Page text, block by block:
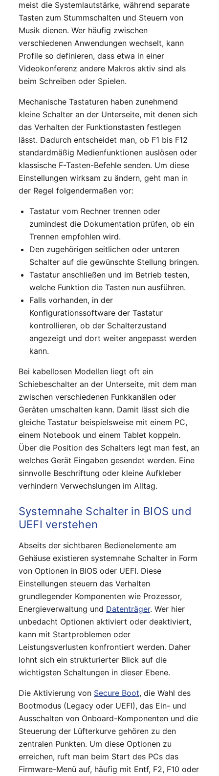
meist die Systemlautstärke, während separate
Tasten zum Stummschalten und Steuern von
Musik dienen. Wer häufig zwischen
verschiedenen Anwendungen wechselt, kann
Profile so definieren, dass etwa in einer
Videokonferenz andere Makros aktiv sind als
beim Schreiben oder Spielen.
Mechanische Tastaturen haben zunehmend
kleine Schalter an der Unterseite, mit denen sich
das Verhalten der Funktionstasten festlegen
lässt. Dadurch entscheidet man, ob F1 bis F12
standardmäßig Medienfunktionen auslösen oder
klassische F-Tasten-Befehle senden. Um diese
Einstellungen wirksam zu ändern, geht man in
der Regel folgendermaßen vor:
Tastatur vom Rechner trennen oder
zumindest die Dokumentation prüfen, ob ein
Trennen empfohlen wird.
Den zugehörigen seitlichen oder unteren
Schalter auf die gewünschte Stellung bringen.
Tastatur anschließen und im Betrieb testen,
welche Funktion die Tasten nun ausführen.
Falls vorhanden, in der
Konfigurationssoftware der Tastatur
kontrollieren, ob der Schalterzustand
angezeigt und dort weiter angepasst werden
kann.
Bei kabellosen Modellen liegt oft ein
Schiebeschalter an der Unterseite, mit dem man
zwischen verschiedenen Funkkanälen oder
Geräten umschalten kann. Damit lässt sich die
gleiche Tastatur beispielsweise mit einem PC,
einem Notebook und einem Tablet koppeln.
Über die Position des Schalters legt man fest, an
welches Gerät Eingaben gesendet werden. Eine
sinnvolle Beschriftung oder kleine Aufkleber
verhindern Verwechslungen im Alltag.
Systemnahe Schalter in BIOS und
UEFI verstehen
Abseits der sichtbaren Bedienelemente am
Gehäuse existieren systemnahe Schalter in Form
von Optionen in BIOS oder UEFI. Diese
Einstellungen steuern das Verhalten
grundlegender Komponenten wie Prozessor,
Energieverwaltung und Datenträger. Wer hier
unbedacht Optionen aktiviert oder deaktiviert,
kann mit Startproblemen oder
Leistungsverlusten konfrontiert werden. Daher
lohnt sich ein strukturierter Blick auf die
wichtigsten Schaltungen in dieser Ebene.
Die Aktivierung von Secure Boot, die Wahl des
Bootmodus (Legacy oder UEFI), das Ein- und
Ausschalten von Onboard-Komponenten und die
Steuerung der Lüfterkurve gehören zu den
zentralen Punkten. Um diese Optionen zu
erreichen, ruft man beim Start des PCs das
Firmware-Menü auf, häufig mit Entf, F2, F10 oder